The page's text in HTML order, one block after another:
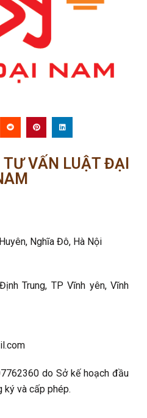
VẤN LUẬT ĐẠI
Nghĩa Đô, Hà Nội
Trung, TP Vĩnh yên, Vĩnh
do Sở kế hoạch đầu
ký và cấp phép.